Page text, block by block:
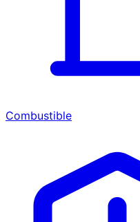
Combustible